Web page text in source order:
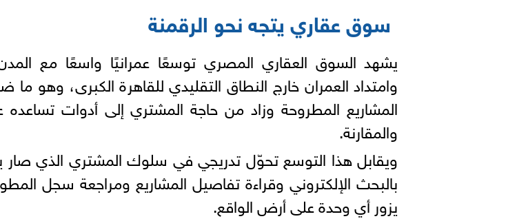
سوق عقاري يتجه نحو الرقمنة
يشهد السوق العقاري المصري توسعًا عمرانيًا واسعًا مع
وامتداد العمران خارج النطاق التقليدي للقاهرة الكبرى، وهو
المشاريع المطروحة وزاد من حاجة المشتري إلى أدوات تساعده
والمقارنة.
ويقابل هذا التوسع تحوّل تدريجي في سلوك المشتري الذي صار
بالبحث الإلكتروني وقراءة تفاصيل المشاريع ومراجعة سجل
يزور أي وحدة على أرض الواقع.